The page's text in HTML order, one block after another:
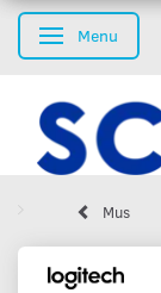
SkifteMenu
Mus